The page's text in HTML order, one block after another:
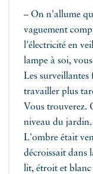
– On n'allume
vaguement
l'électricité en
lampe à soi,
Les surveillantes
travailler plus
Vous trouverez.
niveau du jardin.
L'ombre était
décroissait dans
lit, étroit et